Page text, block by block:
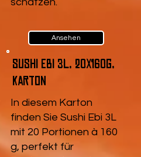
schätzen.
Ansehen
Sushi Ebi 3L, 20x160g,
Karton
In diesem Karton
finden Sie Sushi Ebi 3L
mit 20 Portionen à 160
g, perfekt für